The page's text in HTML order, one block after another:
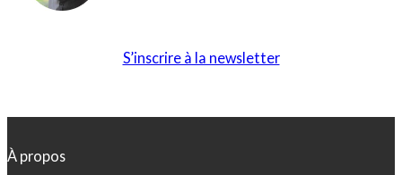
S’inscrire à la newsletter
À propos